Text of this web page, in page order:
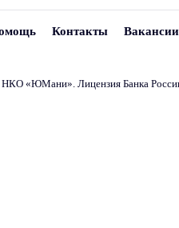
Контакты Вакансии
«ЮМани». Лицензия Банка